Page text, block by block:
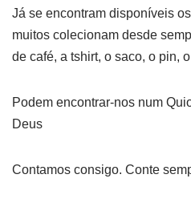
Já se encontram disponíveis
muitos colecionam desde
de café, a tshirt, o saco, o pin,
Podem encontrar-nos num
Deus
Contamos consigo. Conte